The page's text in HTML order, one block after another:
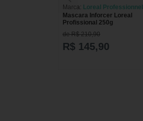
Marca: Loreal Professionnel
Mascara Inforcer Loreal
Profissional 250g
de R$ 210,90
R$ 145,90